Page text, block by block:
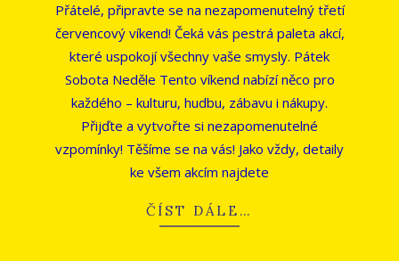
17
Přátelé, připravte se na nezapomenutelný třetí
červencový víkend! Čeká vás pestrá paleta akcí,
které uspokojí všechny vaše smysly. Pátek
Sobota Neděle Tento víkend nabízí něco pro
každého – kulturu, hudbu, zábavu i nákupy.
Přijďte a vytvořte si nezapomenutelné
vzpomínky! Těšíme se na vás! Jako vždy, detaily
ke všem akcím najdete
ČÍST DÁLE…